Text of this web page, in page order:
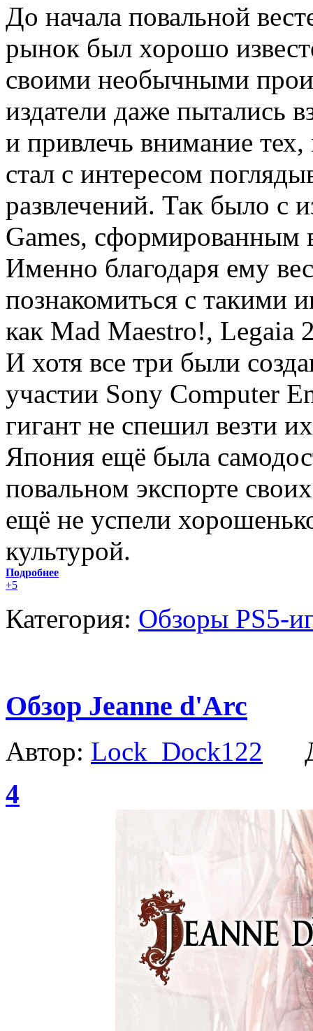
До начала повальной
рынок был хорошо
своими необычными
издатели даже пытались
и привлечь внимание тех,
стал с интересом
развлечений. Так было с
Games, сформированным
Именно благодаря ему
познакомиться с такими
как Mad Maestro!, Legaia
И хотя все три были
участии Sony Computer
гигант не спешил везти
Япония ещё была
повальном экспорте
ещё не успели
культурой.
Подробнее
+5
Категория: Обзоры PS5-
Обзор Jeanne d'Arc
Автор: Lock_Dock122
4